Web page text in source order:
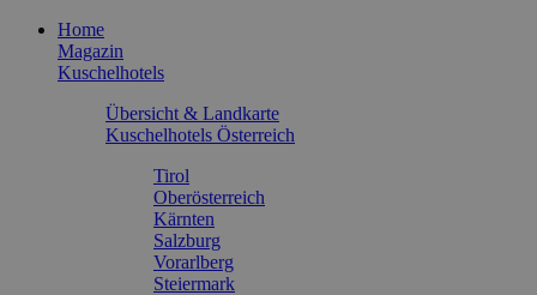
Home
Magazin
Kuschelhotels
Übersicht & Landkarte
Kuschelhotels Österreich
Tirol
Oberösterreich
Kärnten
Salzburg
Vorarlberg
Steiermark